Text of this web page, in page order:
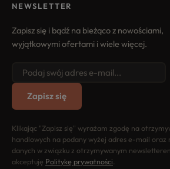
NEWSLETTER
Zapisz się i bądź na bieżąco z nowościami,
wyjątkowymi ofertami i wiele więcej.
Zapisz się
Klikając "Zapisz się" wyrażam zgodę na
handlowych na podany wyżej adres e-mail
danych w związku z otrzymywanym
akceptuję Politykę prywatności